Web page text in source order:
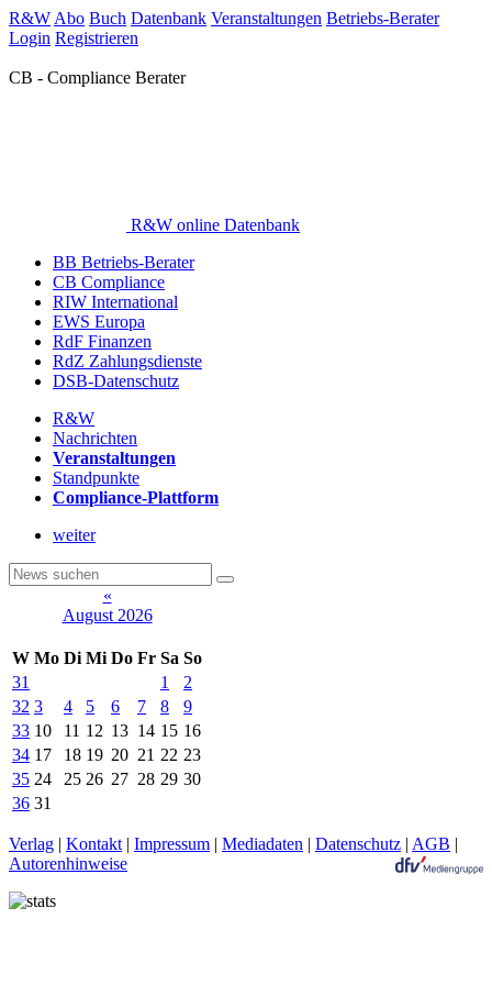
R&W Abo Buch Datenbank Veranstaltungen Betriebs-Berater
Login Registrieren
CB - Compliance Berater
R&W online Datenbank
BB Betriebs-Berater
CB Compliance
RIW International
EWS Europa
RdF Finanzen
RdZ Zahlungsdienste
DSB-Datenschutz
R&W
Nachrichten
Veranstaltungen
Standpunkte
Compliance-Plattform
weiter
«
August 2026
W Mo Di Mi Do Fr Sa So
31
1
2
32 3 4 5 6 7 8
9
33 10 11 12 13 14 15 16
34 17 18 19 20 21 22 23
35 24 25 26 27 28 29 30
36 31
Verlag | Kontakt | Impressum | Mediadaten | Datenschutz | AGB |
Autorenhinweise